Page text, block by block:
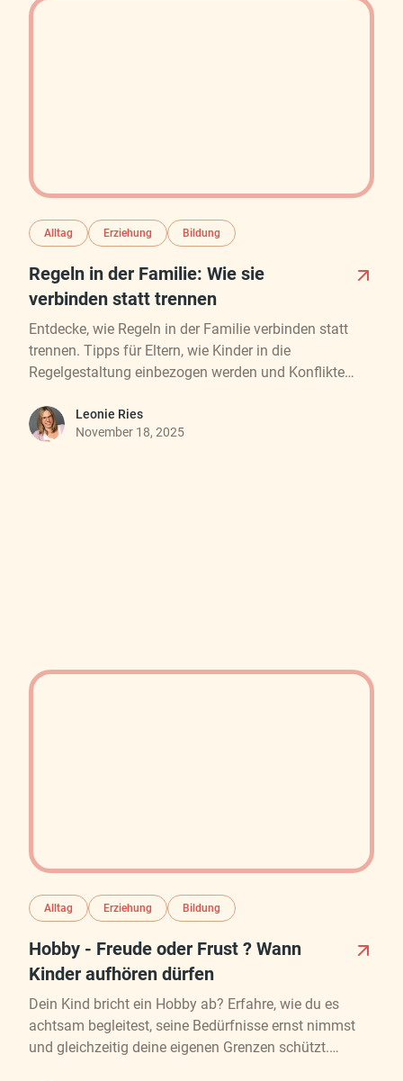
Alltag Erziehung Bildung
Regeln in der Familie: Wie sie
verbinden statt trennen
Entdecke, wie Regeln in der Familie verbinden statt
trennen. Tipps für Eltern, wie Kinder in die
Regelgestaltung einbezogen werden und Konflikte
Leonie Ries
November 18, 2025
Alltag Erziehung Bildung
Hobby - Freude oder Frust ? Wann
Kinder aufhören dürfen
Dein Kind bricht ein Hobby ab? Erfahre, wie du es
achtsam begleitest, seine Bedürfnisse ernst nimmst
und gleichzeitig deine eigenen Grenzen schützt.